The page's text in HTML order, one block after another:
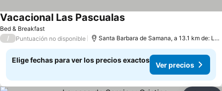
Bed & Breakfast
Vacacional Las Pascualas
/ Puntuación no disponible Santa Barbara de Samana, a 13.1 km de: Las Terrenas
Elige fechas para ver los precios exactos
Ver precios